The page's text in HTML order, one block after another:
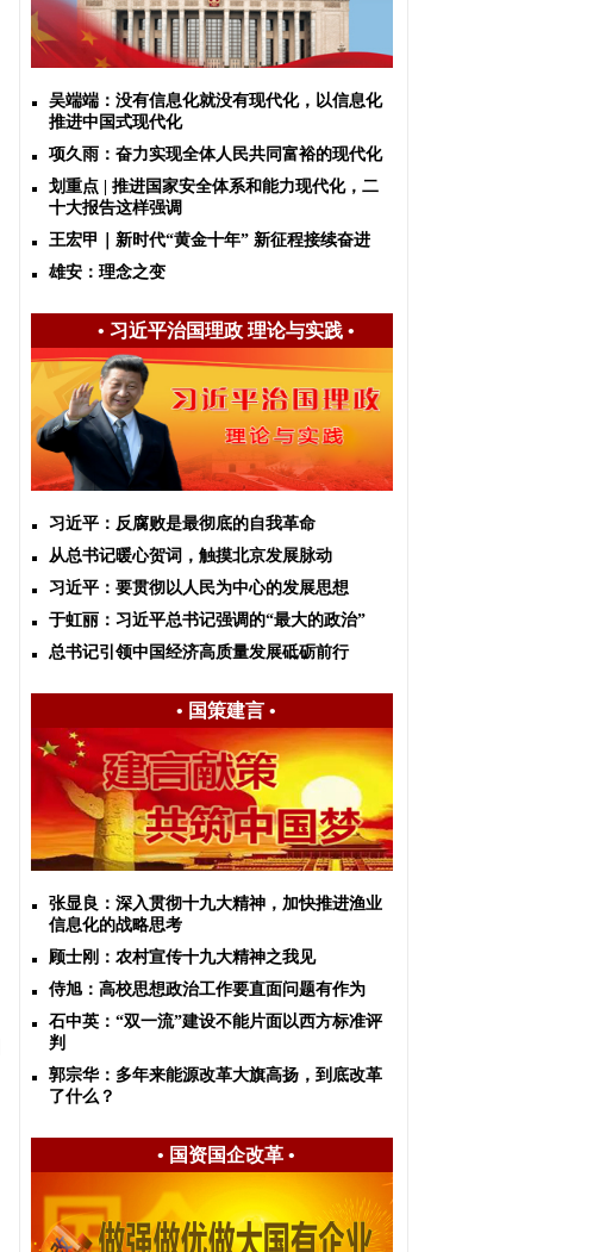
吴端端：没有信息化就没有现代化，以信息化
推进中国式现代化
项久雨：奋力实现全体人民共同富裕的现代化
划重点 | 推进国家安全体系和能力现代化，二
十大报告这样强调
王宏甲｜新时代“黄金十年” 新征程接续奋进
雄安：理念之变
• 习近平治国理政 理论与实践•
习近平：反腐败是最彻底的自我革命
从总书记暖心贺词，触摸北京发展脉动
习近平：要贯彻以人民为中心的发展思想
于虹丽：习近平总书记强调的“最大的政治”
总书记引领中国经济高质量发展砥砺前行
• 国策建言•
张显良：深入贯彻十九大精神，加快推进渔业
信息化的战略思考
顾士刚：农村宣传十九大精神之我见
侍旭：高校思想政治工作要直面问题有作为
石中英：“双一流”建设不能片面以西方标准评
判
郭宗华：多年来能源改革大旗高扬，到底改革
了什么？
• 国资国企改革•